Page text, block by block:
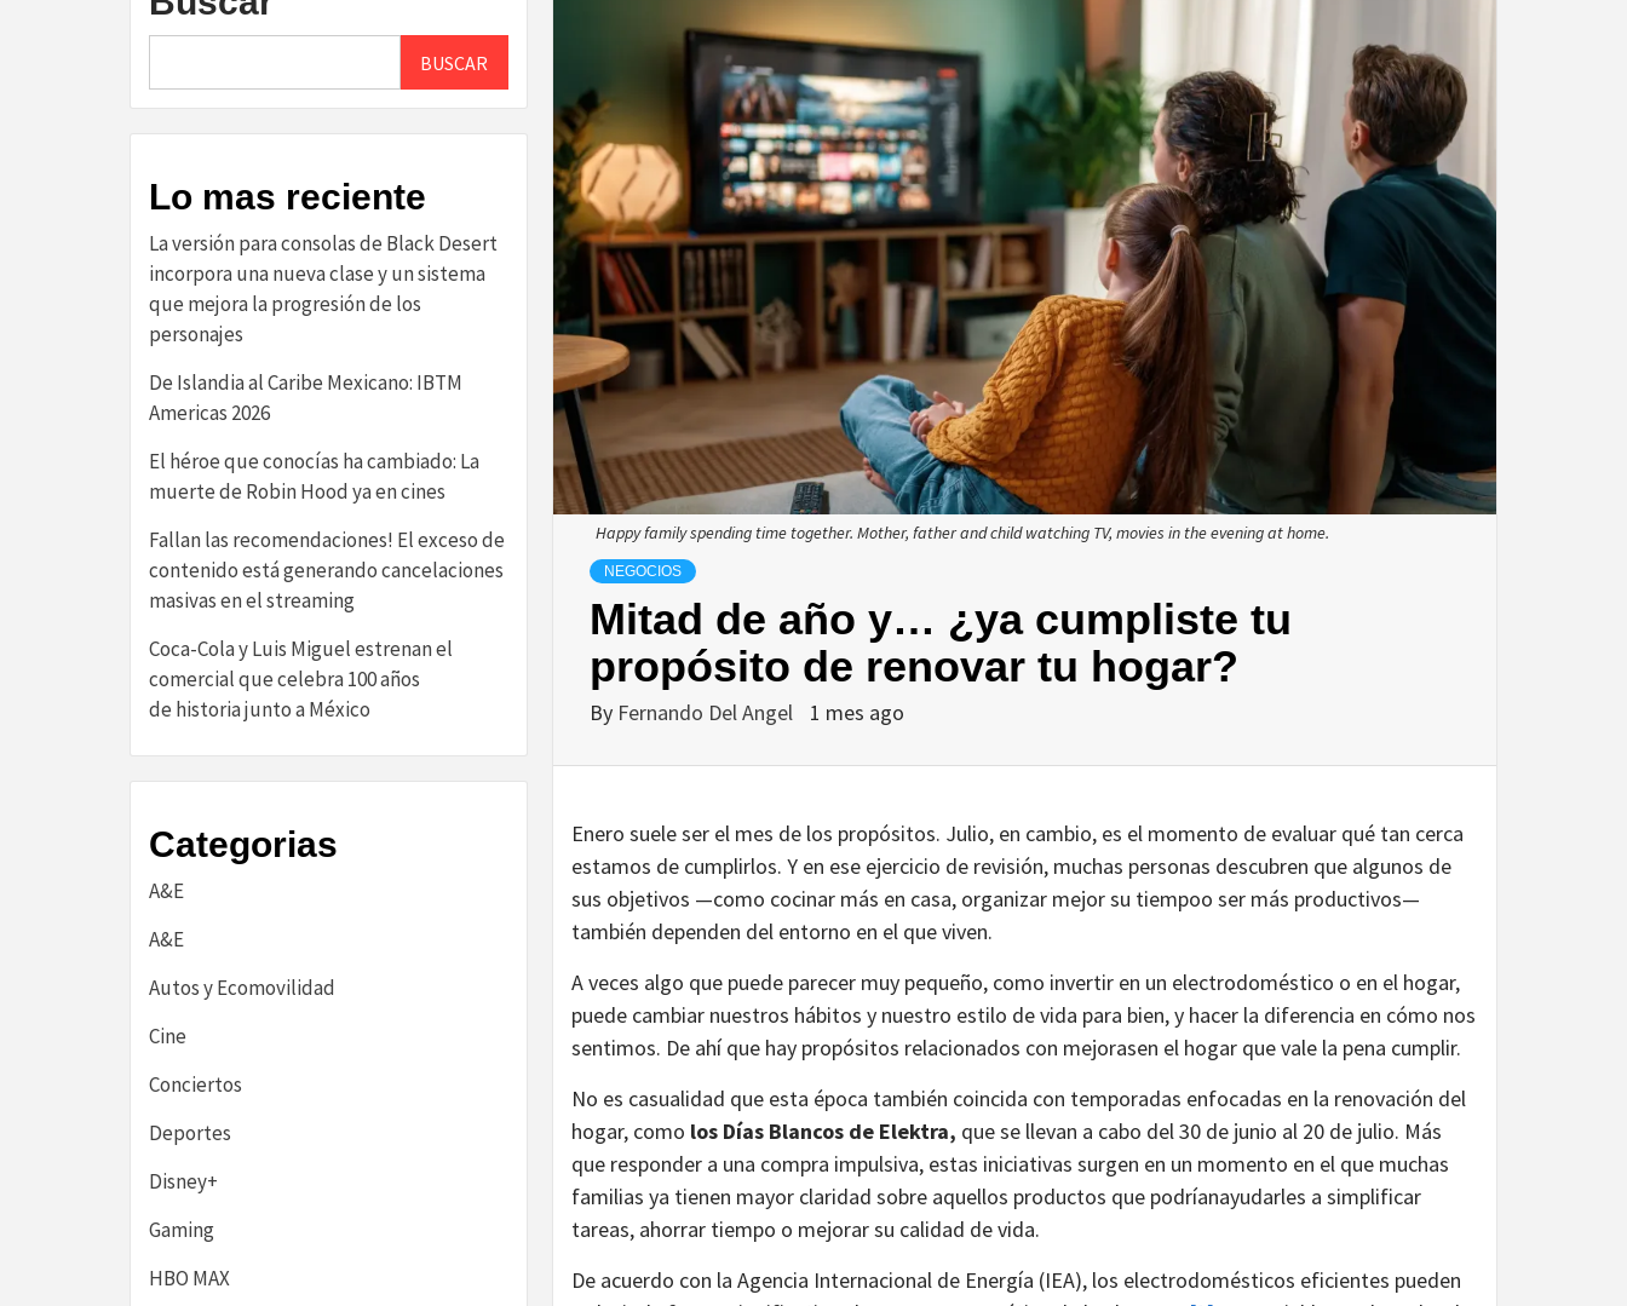
Happy family spending time together. Mother, father and child watching TV, movies in the evening at home.
NEGOCIOS
Mitad de año y… ¿ya cumpliste tu
propósito de renovar tu hogar?
By Fernando Del Angel 1 mes ago
Enero suele ser el mes de los propósitos. Julio, en cambio, es el momento de evaluar qué tan cerca
estamos de cumplirlos. Y en ese ejercicio de revisión, muchas personas descubren que algunos de
sus objetivos —como cocinar más en casa, organizar mejor su tiempoo ser más productivos—
también dependen del entorno en el que viven.
A veces algo que puede parecer muy pequeño, como invertir en un electrodoméstico o en el hogar,
puede cambiar nuestros hábitos y nuestro estilo de vida para bien, y hacer la diferencia en cómo nos
sentimos. De ahí que hay propósitos relacionados con mejorasen el hogar que vale la pena cumplir.
No es casualidad que esta época también coincida con temporadas enfocadas en la renovación del
hogar, como los Días Blancos de Elektra, que se llevan a cabo del 30 de junio al 20 de julio. Más
que responder a una compra impulsiva, estas iniciativas surgen en un momento en el que muchas
familias ya tienen mayor claridad sobre aquellos productos que podríanayudarles a simplificar
tareas, ahorrar tiempo o mejorar su calidad de vida.
De acuerdo con la Agencia Internacional de Energía (IEA), los electrodomésticos eficientes pueden
BUSCAR
Lo mas reciente
La versión para consolas de Black Desert
incorpora una nueva clase y un sistema
que mejora la progresión de los
personajes
De Islandia al Caribe Mexicano: IBTM
Americas 2026
El héroe que conocías ha cambiado: La
muerte de Robin Hood ya en cines
Fallan las recomendaciones! El exceso de
contenido está generando cancelaciones
masivas en el streaming
Coca-Cola y Luis Miguel estrenan el
comercial que celebra 100 años
de historia junto a México
Categorias
A&E
A&E
Autos y Ecomovilidad
Cine
Conciertos
Deportes
Disney+
Gaming
HBO MAX